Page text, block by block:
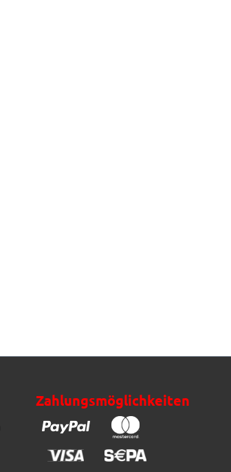
Zahlungsmöglichkeiten